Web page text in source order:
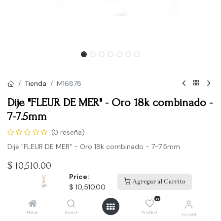
Price:
$ 10,510.00
Agregar al Carrito
Home Search
0
Wishlist Account
Tienda M16878
Dije "FLEUR DE MER" - Oro 18k combinado -
7-7.5mm
(0 reseña)
Dije "FLEUR DE MER" - Oro 18k combinado - 7-7.5mm
$ 10,510.00
Comprar